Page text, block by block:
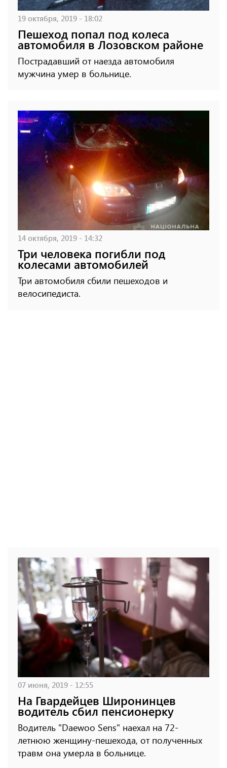
19 октября, 2019 - 18:02
Пешеход попал под колеса
автомобиля в Лозовском районе
Пострадавший от наезда автомобиля
мужчина умер в больнице.
14 октября, 2019 - 14:32
Три человека погибли под
колесами автомобилей
Три автомобиля сбили пешеходов и
велосипедиста.
07 июня, 2019 - 12:55
На Гвардейцев Широнинцев
водитель сбил пенсионерку
Водитель "Daewoo Sens" наехал на 72-
летнюю женщину-пешехода, от полученных
травм она умерла в больнице.